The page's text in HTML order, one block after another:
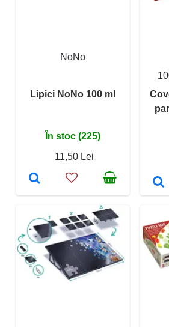
NoNo
Lipici NoNo 100 ml
În stoc (225)
11,50 Lei